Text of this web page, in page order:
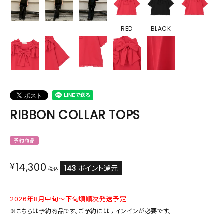
RED BLACK
RIBBON COLLAR TOPS
予約商品
¥14,300 税込 143 ポイント還元
2026年8月中旬～下旬頃順次発送予定
※こちらは予約商品です。ご予約にはサインインが必要です。